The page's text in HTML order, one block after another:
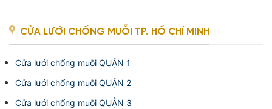
CỬA LƯỚI CHỐNG MUỖI TP. HỒ CHÍ MINH
Cửa lưới chống muỗi QUẬN 1
Cửa lưới chống muỗi QUẬN 2
Cửa lưới chống muỗi QUẬN 3